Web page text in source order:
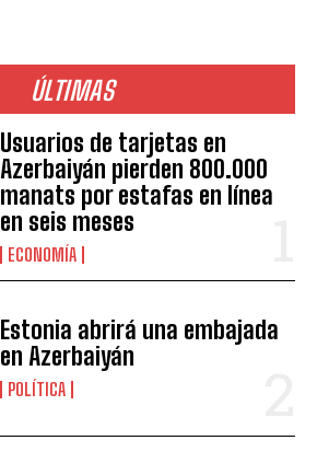
ÚLTIMAS
Usuarios de tarjetas en
Azerbaiyán pierden 800.000
manats por estafas en línea
en seis meses
ECONOMÍA
Estonia abrirá una embajada
en Azerbaiyán
POLÍTICA